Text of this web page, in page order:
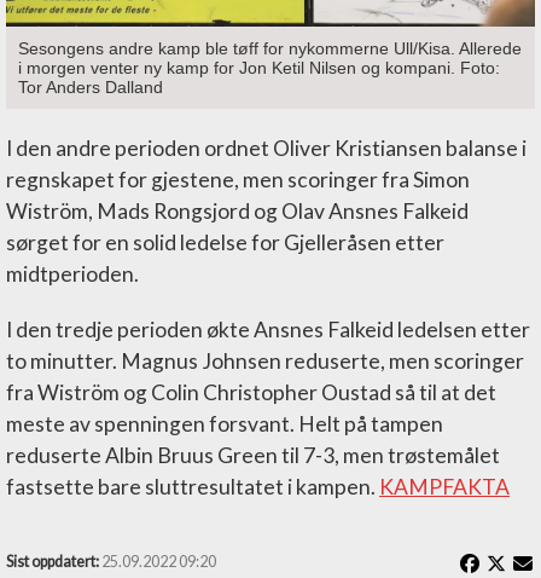
Sesongens andre kamp ble tøff for nykommerne Ull/Kisa. Allerede
i morgen venter ny kamp for Jon Ketil Nilsen og kompani. Foto:
Tor Anders Dalland
I den andre perioden ordnet Oliver Kristiansen balanse i
regnskapet for gjestene, men scoringer fra Simon
Wiström, Mads Rongsjord og Olav Ansnes Falkeid
sørget for en solid ledelse for Gjelleråsen etter
midtperioden.
I den tredje perioden økte Ansnes Falkeid ledelsen etter
to minutter. Magnus Johnsen reduserte, men scoringer
fra Wiström og Colin Christopher Oustad så til at det
meste av spenningen forsvant. Helt på tampen
reduserte Albin Bruus Green til 7-3, men trøstemålet
fastsette bare sluttresultatet i kampen. KAMPFAKTA
Sist oppdatert: 25.09.2022 09:20